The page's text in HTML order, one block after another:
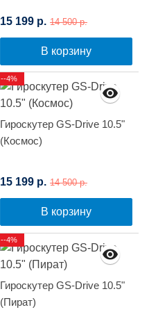
15 199 р. 14 500 р.
В корзину
Гироскутер GS-Drive 10.5"
(Космос)
15 199 р. 14 500 р.
В корзину
--4%
Гироскутер GS-Drive 10.5"
(Пират)
--4%